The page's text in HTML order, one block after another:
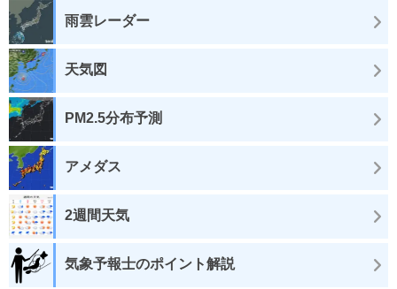
雨雲レーダー
天気図
PM2.5分布予測
アメダス
2週間天気
気象予報士のポイント解説